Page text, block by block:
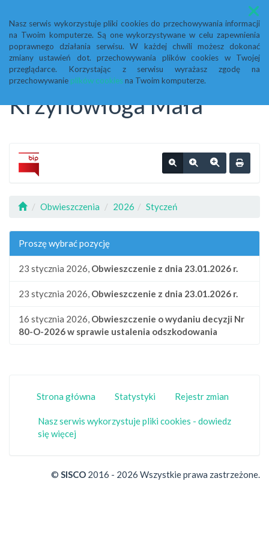
Nasz serwis wykorzystuje pliki cookies do przechowywania informacji
na Twoim komputerze. Są one wykorzystywane w celu zapewnienia
poprawnego działania serwisu. W każdej chwili możesz dokonać
zmiany ustawień dot. przechowywania plików cookies w Twojej
przeglądarce. Korzystając z serwisu wyrażasz zgodę na
przechowywanie plików cookiesna Twoim komputerze.
Menu
Biuletyn Informacji
Publicznej Urząd Gminy
Krzynowłoga Mała
Obwieszczenia 2026 Styczeń
Proszę wybrać pozycję
23 stycznia 2026, Obwieszczenie z dnia 23.01.2026 r.
23 stycznia 2026, Obwieszczenie z dnia 23.01.2026 r.
16 stycznia 2026, Obwieszczenie o wydaniu decyzji Nr
80-O-2026 w sprawie ustalenia odszkodowania
Strona główna Statystyki Rejestr zmian
Nasz serwis wykorzystuje pliki cookies - dowiedz
się więcej
© SISCO 2016 - 2026 Wszystkie prawa zastrzeżone.